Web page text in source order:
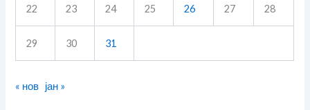
22 23 24 25 26 27 28
29 30 31
« нов јан »